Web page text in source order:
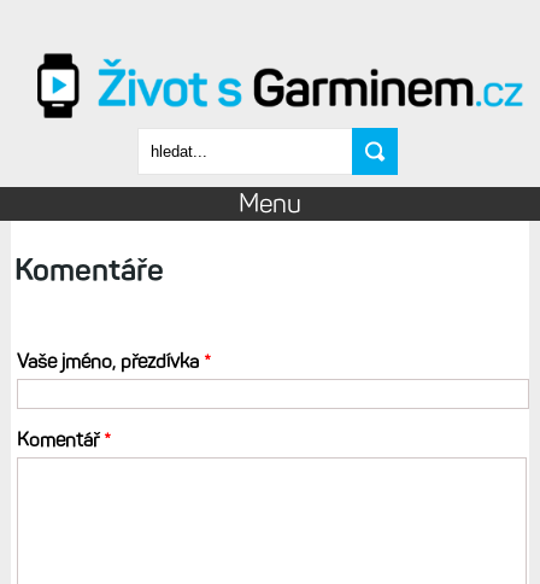
Vyhledávání
Menu
Komentáře
Vaše jméno, přezdívka *
Komentář*